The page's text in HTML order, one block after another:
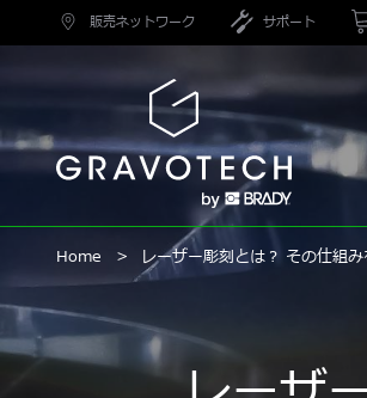
main
販売ネットワーク サポート
ボ
テ
ッ
Home レーザー彫刻とは？ その仕組